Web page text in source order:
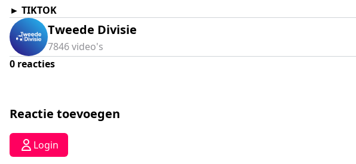
► TIKTOK
Tweede Divisie
7846video's
0 reacties
Reactie toevoegen
Login